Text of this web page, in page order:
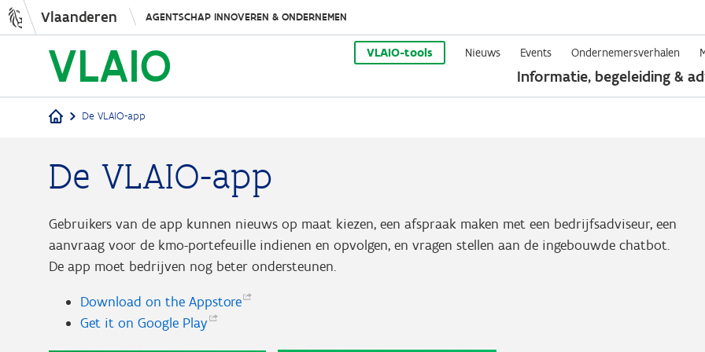
Overslaan
en
naar
de
Vlaanderen AGENTSCHAP INNOVEREN & ONDERNEMEN
VLAIO-tools Nieuws Events Ondernemersverhalen
Informatie, begeleiding &
Kruimelpad
De VLAIO-app
De VLAIO-app
Gebruikers van de app kunnen nieuws op maat kiezen, een afspraak maken met een bedrijfsadviseur, een
aanvraag voor de kmo-portefeuille indienen en opvolgen, en vragen stellen aan de ingebouwde chatbot.
De app moet bedrijven nog beter ondersteunen.
Download on the Appstore
Get it on Google Play